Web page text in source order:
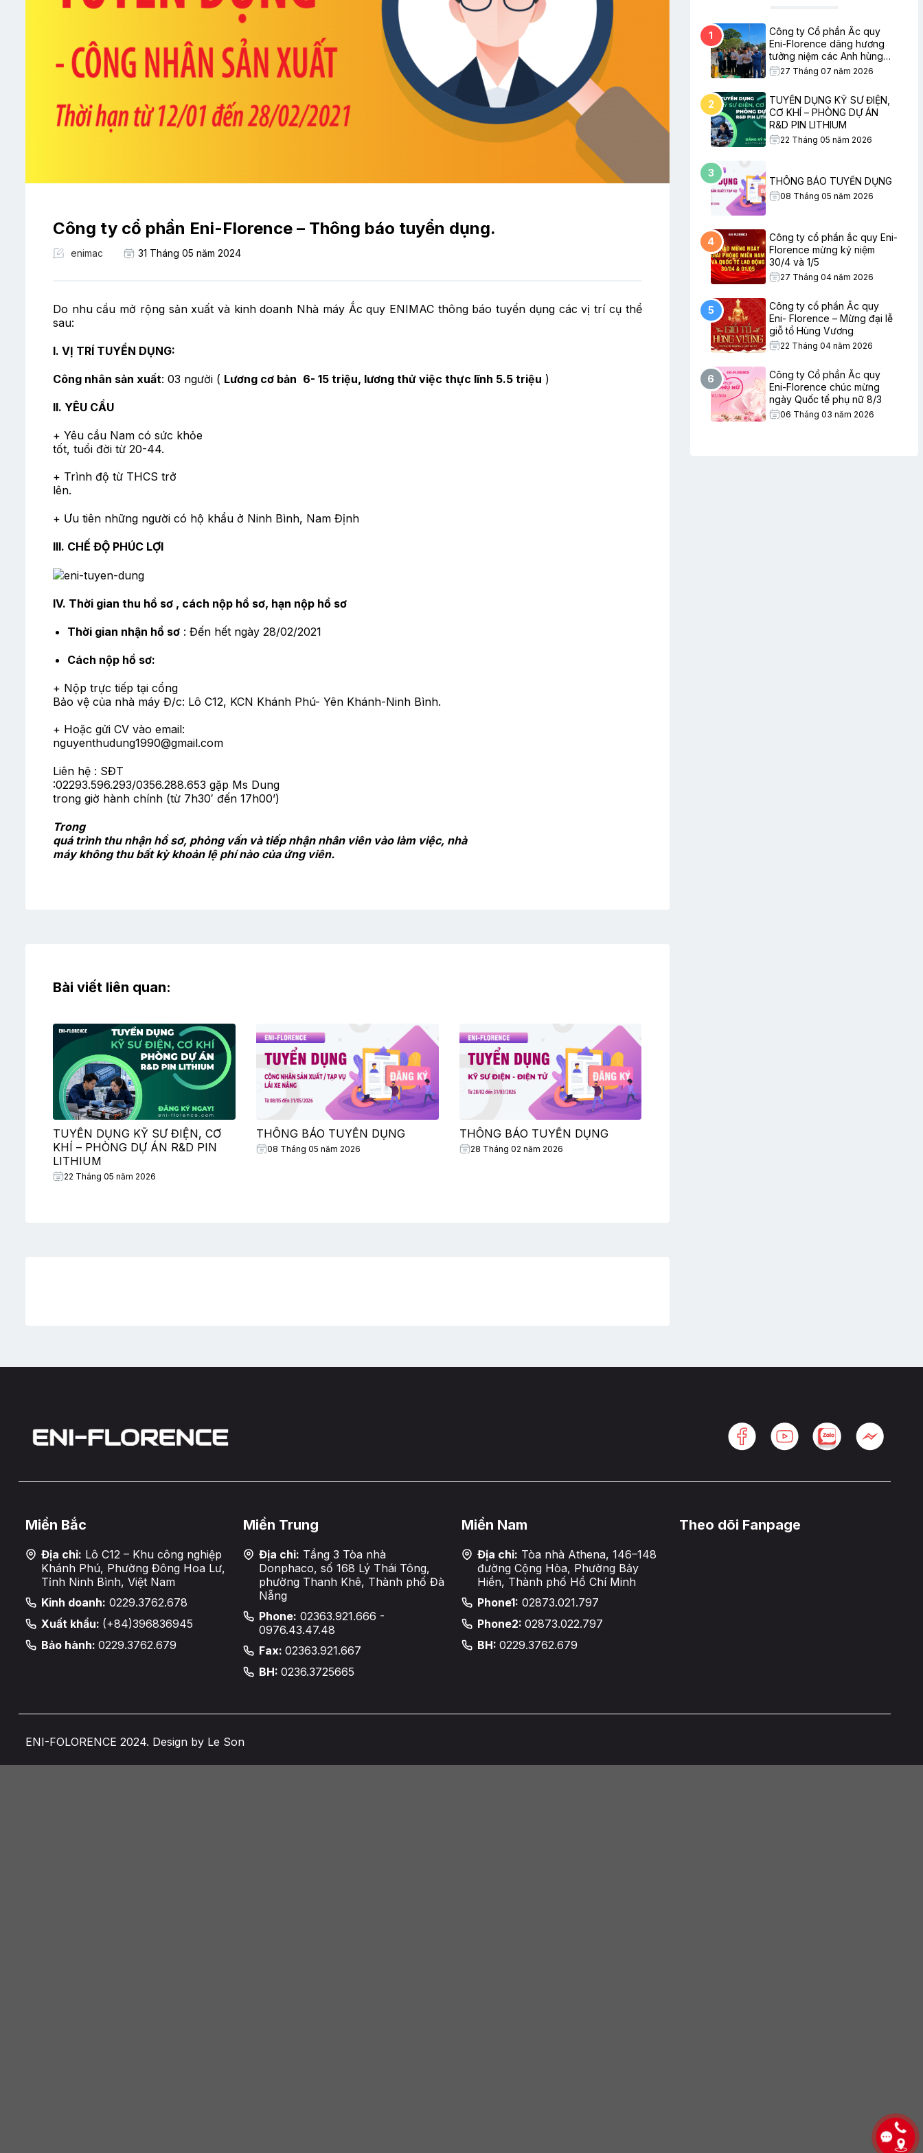
Công ty cổ phần Eni-Florence – Thông báo tuyển dụng.
enimac 31 Tháng 05 năm 2024
Do nhu cầu mở rộng sản xuất và kinh doanh Nhà máy Ắc quy ENIMAC thông báo tuyển dụng các vị trí cụ thể
sau:
I. VỊ TRÍ TUYỂN DỤNG:
Công nhân sản xuất: 03 người ( Lương cơ bản 6- 15 triệu, lương thử việc thực lĩnh 5.5 triệu )
II. YÊU CẦU
+ Yêu cầu Nam có sức khỏe
tốt, tuổi đời từ 20-44.
+ Trình độ từ THCS trở
lên.
+ Ưu tiên những người có hộ khẩu ở Ninh Bình, Nam Định
III. CHẾ ĐỘ PHÚC LỢI
IV. Thời gian thu hồ sơ , cách nộp hồ sơ, hạn nộp hồ sơ
Thời gian nhận hồ sơ: Đến hết ngày 28/02/2021
Cách nộp hồ sơ:
+ Nộp trực tiếp tại cổng
Bảo vệ của nhà máy Đ/c: Lô C12, KCN Khánh Phú- Yên Khánh-Ninh Bình.
+ Hoặc gửi CV vào email:
nguyenthudung1990@gmail.com
Liên hệ : SĐT
:02293.596.293/0356.288.653 gặp Ms Dung
trong giờ hành chính (từ 7h30′ đến 17h00’)
Trong
quá trình thu nhận hồ sơ, phỏng vấn và tiếp nhận nhân viên vào làm việc, nhà
máy không thu bất kỳ khoản lệ phí nào của ứng viên.
Bài viết liên quan:
TUYỂN DỤNG KỸ SƯ ĐIỆN, CƠ
KHÍ – PHÒNG DỰ ÁN R&D PIN
LITHIUM
22 Tháng 05 năm 2026
THÔNG BÁO TUYỂN DỤNG
08 Tháng 05 năm 2026
THÔNG BÁO TUYỂN DỤNG
28 Tháng 02 năm 2026
1
Công ty Cổ phần Ắc quy
Eni-Florence dâng hương
tưởng niệm các Anh hùng
Liệt sĩ nhân ngày Thương
27 Tháng 07 năm 2026
2
TUYỂN DỤNG KỸ SƯ ĐIỆN,
CƠ KHÍ – PHÒNG DỰ ÁN
R&D PIN LITHIUM
22 Tháng 05 năm 2026
3
THÔNG BÁO TUYỂN DỤNG
08 Tháng 05 năm 2026
4
Công ty cổ phần ắc quy Eni-
Florence mừng kỷ niệm
30/4 và 1/5
27 Tháng 04 năm 2026
5
Công ty cổ phần Ắc quy
Eni- Florence – Mừng đại lễ
giỗ tổ Hùng Vương
22 Tháng 04 năm 2026
6
Công ty Cổ phần Ắc quy
Eni-Florence chúc mừng
ngày Quốc tế phụ nữ 8/3
06 Tháng 03 năm 2026
Miền Bắc
Địa chỉ: Lô C12 – Khu công nghiệp
Khánh Phú, Phường Đông Hoa Lư,
Tỉnh Ninh Bình, Việt Nam
Kinh doanh: 0229.3762.678
Xuất khẩu: (+84)396836945
Bảo hành: 0229.3762.679
Miền Trung
Địa chỉ: Tầng 3 Tòa nhà
Donphaco, số 168 Lý Thái Tông,
phường Thanh Khê, Thành phố Đà
Nẵng
Phone: 02363.921.666 -
0976.43.47.48
Fax:02363.921.667
BH:0236.3725665
Miền Nam
Địa chỉ: Tòa nhà Athena, 146–148
đường Cộng Hòa, Phường Bảy
Hiền, Thành phố Hồ Chí Minh
Phone1: 02873.021.797
Phone2: 02873.022.797
BH: 0229.3762.679
Theo dõi Fanpage
ENI-FOLORENCE 2024. Design by Le Son